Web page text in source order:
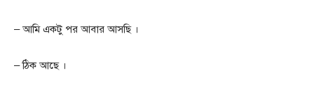
– আমি একটু পর আবার আসছি ।
– ঠিক আছে ।